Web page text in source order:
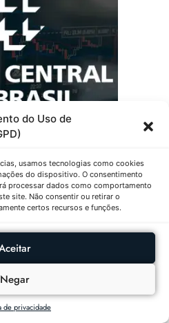
do Uso de
usamos tecnologias como cookies
do dispositivo. O consentimento
processar dados como comportamento
site. Não consentir ou retirar o
certos recursos e funções.
Negar
de privacidade
Que Mais
E Desvalorizaram
08/2026
AGOSTO DE 2026
Que Mais
E Desvalorizaram